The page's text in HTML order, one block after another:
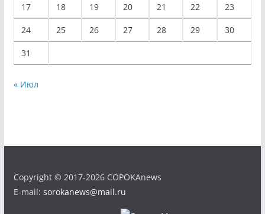
17 18 19 20 21 22 23
24 25 26 27 28 29 30
31
« Июл
Copyright © 2017-2026 COPOKAnews
E-mail: sorokanews@mail.ru